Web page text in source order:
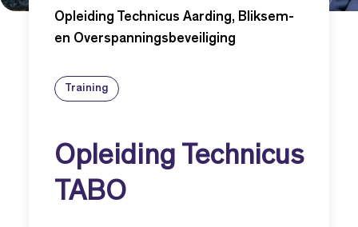
Opleiding Technicus Aarding, Bliksem-
en Overspanningsbeveiliging
Training
Opleiding Technicus
TABO